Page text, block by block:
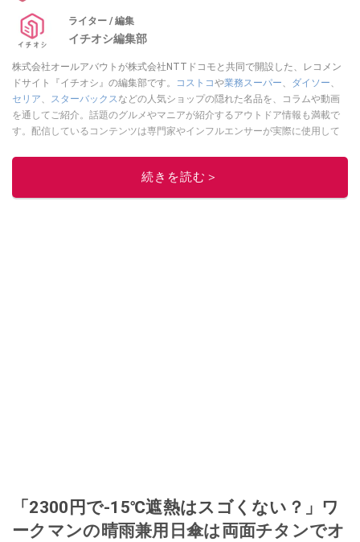
ライター / 編集
イチオシ編集部
株式会社オールアバウトが株式会社NTTドコモと共同で開設した、レコメン
ドサイト『イチオシ』の編集部です。
コストコや業務スーパー、 ダイソー、
セリア、 スターバックスなどの人気ショップの隠れた名品を、コラムや動画
を通してご紹介。話題のグルメやマニアが紹介するアウトドア情報も満載で
す。配信しているコンテンツは専門家やインフルエンサーが実際に使用して
ニュースでフォロー
続きを読む＞
「2300円で-15℃遮熱はスゴくない？」ワ
ークマンの晴雨兼用日傘は両面チタンでオ